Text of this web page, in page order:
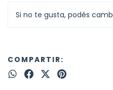
Si no te gusta, podés
COMPARTIR: